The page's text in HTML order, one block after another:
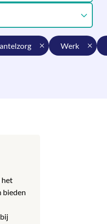
mantelzorg werk
het
bieden